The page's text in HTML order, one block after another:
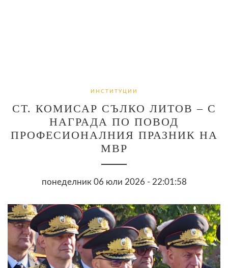
ИНСТИТУЦИИ
СТ. КОМИСАР СЪЛКО ЛИТОВ – С
НАГРАДА ПО ПОВОД
ПРОФЕСИОНАЛНИЯ ПРАЗНИК НА
МВР
понеделник 06 юли 2026 - 22:01:58